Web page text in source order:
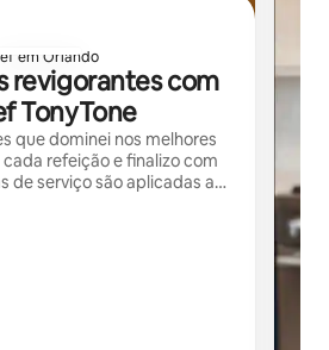
em Orlando
revigorantes com
TonyTone
que dominei nos melhores
refeição e finalizo com